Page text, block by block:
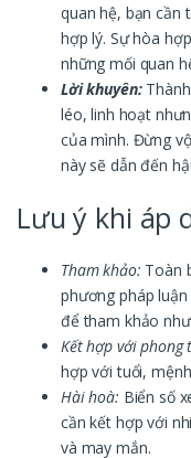
quan hệ, bạn cần
hợp lý. Sự hòa
những mối quan
Lời khuyên:
léo, linh hoạt
của mình. Đừng
này sẽ dẫn đến
Lưu ý khi áp
Tham khảo: Toàn
phương pháp
để tham khảo
Kết hợp với phong
hợp với tuổi,
Hài hoà: Biển số
cần kết hợp với
và may mắn.